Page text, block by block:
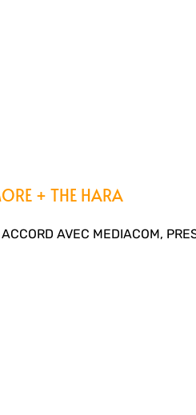
+ THE HARA
AVEC MEDIACOM,